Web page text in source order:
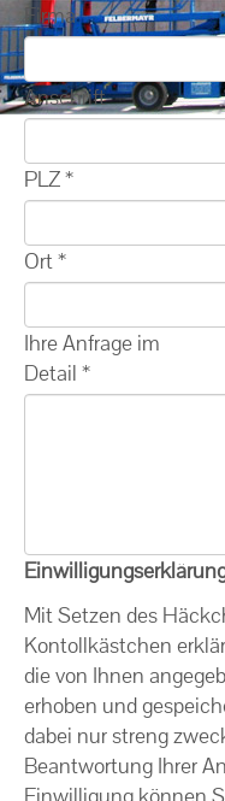
Firma
Anschrift
PLZ*
Ort*
Ihre Anfrage im
Detail *
Mit Setzen des
Kontollkästchen
die von Ihnen
erhoben und
dabei nur streng
Beantwortung Ihrer